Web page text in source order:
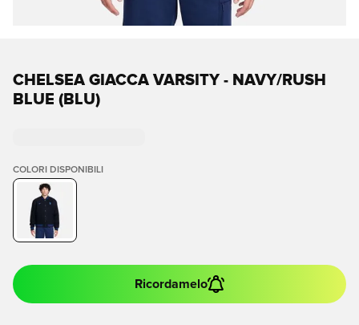
CHELSEA GIACCA VARSITY - NAVY/RUSH
BLUE (BLU)
COLORI DISPONIBILI
Ricordamelo